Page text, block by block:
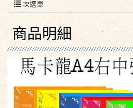
次選單
商品明細